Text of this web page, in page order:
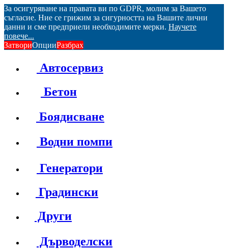
За осигуряване на правата ви по GDPR, молим за Вашето
съгласие. Ние се грижим за сигурността на Вашите лични
данни и сме предприели необходимите мерки. Научете
повече...
ЗатвориОпцииРазбрах
Автосервиз
Бетон
Боядисване
Водни помпи
Генератори
Градински
Други
Дърводелски